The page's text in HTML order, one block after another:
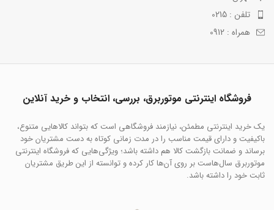
تلفن : 0215
همراه : 0912
فروشگاه اینترنتی موتوربرق، بررسی، انتخاب و خرید آنلاین
یک خرید اینترنتی مطمئن، نیازمند فروشگاهی است که بتواند کالاهایی متنوع،
باکیفیت و دارای قیمت مناسب را در مدت زمانی کوتاه به دست مشتریان خود
برساند و ضمانت بازگشت کالا هم داشته باشد؛ ویژگی‌هایی که فروشگاه اینترنتی
موتوربرق سال‌هاست بر روی آن‌ها کار کرده و توانسته از این طریق مشتریان
ثابت خود را داشته باشد.